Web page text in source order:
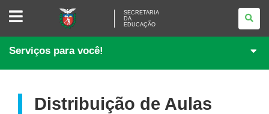
SECRETARIA
EDUCAÇÃO
SECRETARIA
DA
EDUCAÇÃO
Serviços para você!
Distribuição de Aulas